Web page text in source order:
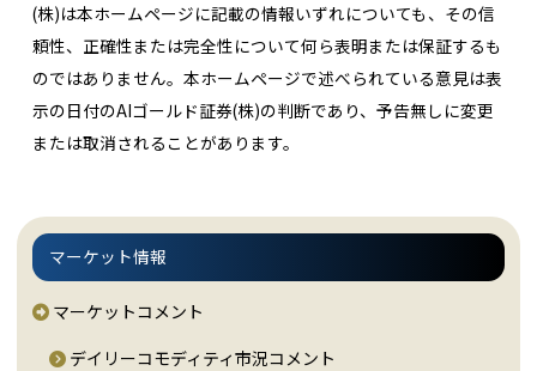
(株)は本ホームページに記載の情報いずれについても、その信
頼性、正確性または完全性について何ら表明または保証するも
のではありません。本ホームページで述べられている意見は表
示の日付のAIゴールド証券(株)の判断であり、予告無しに変更
または取消されることがあります。
マーケット情報
マーケットコメント
デイリーコモディティ市況コメント